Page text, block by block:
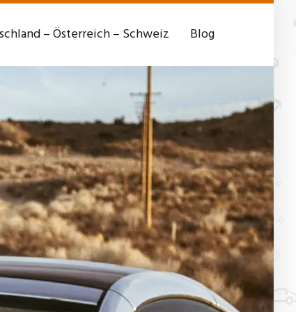
– Österreich – Schweiz Blog